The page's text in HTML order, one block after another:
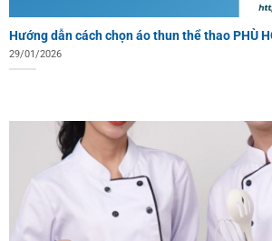
Hướng dẫn cách chọn áo thun thể thao PHÙ
29/01/2026